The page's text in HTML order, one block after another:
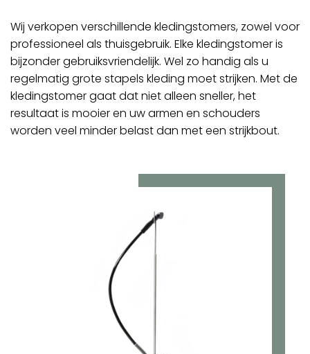
Wij verkopen verschillende kledingstomers, zowel voor
professioneel als thuisgebruik. Elke kledingstomer is
bijzonder gebruiksvriendelijk. Wel zo handig als u
regelmatig grote stapels kleding moet strijken. Met de
kledingstomer gaat dat niet alleen sneller, het
resultaat is mooier en uw armen en schouders
worden veel minder belast dan met een strijkbout.